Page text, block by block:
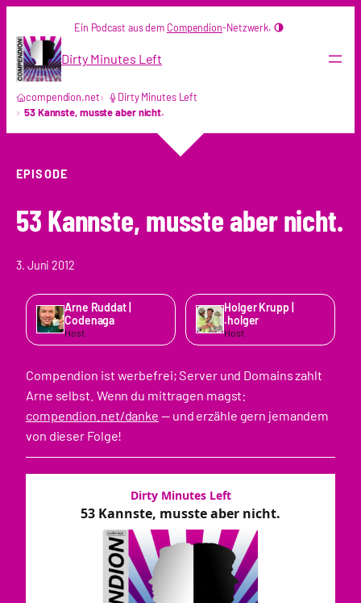
Inhalt
springen
Ein Podcast aus dem Compendion-Netzwerk.
Dirty Minutes Left
compendion.net
Dirty Minutes Left
53 Kannste, musste aber nicht.
EPISODE
53 Kannste, musste aber nicht.
3. Juni 2012
Arne Ruddat |
Codenaga
Host
Holger Krupp |
.holger
Host
Compendion ist werbefrei; Server und Domains zahlt
Arne selbst. Wenn du mittragen magst:
compendion.net/danke — und erzähle gern jemandem
von dieser Folge!